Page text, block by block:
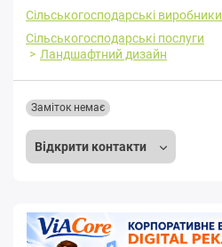
Сільськогосподарські виробники
Сільськогосподарські послуги
Ландшафтний дизайн
Відкрити контакти
Заміток немає